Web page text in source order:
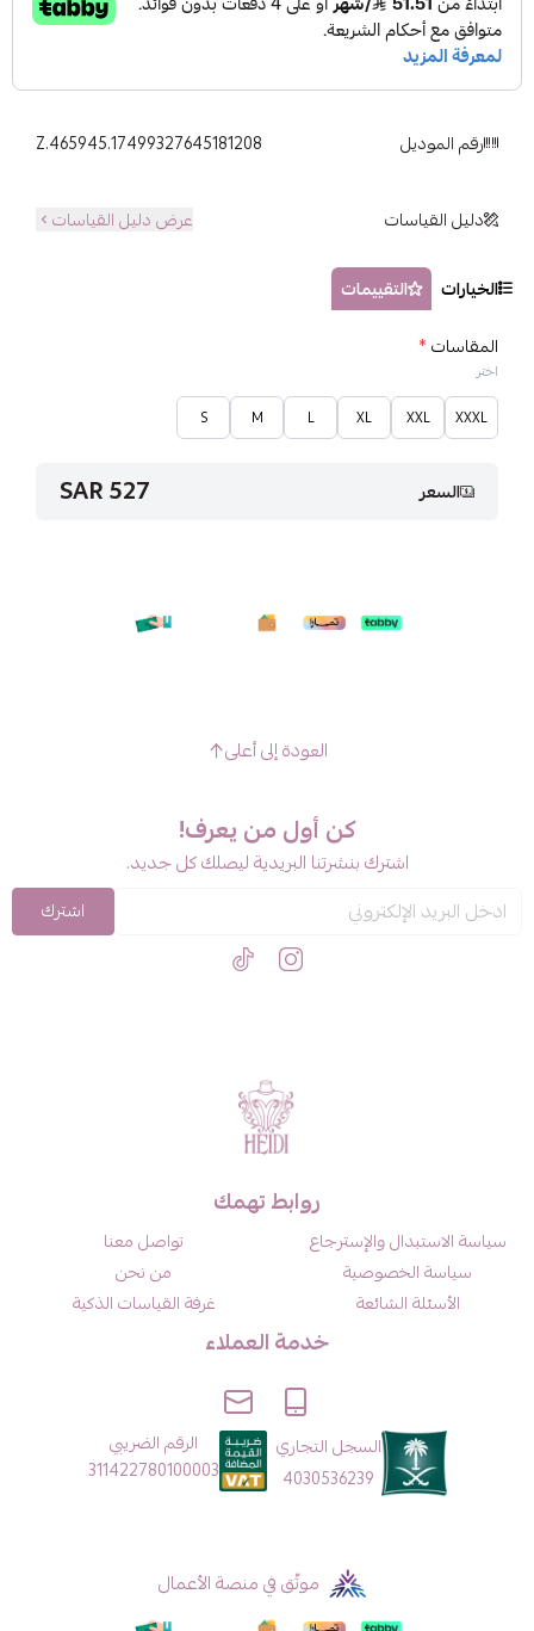
رقم الموديل Z.465945.17499327645181208
دليل القياسات عرض دليل القياسات
الخيارات
التقييمات
المقاسات*
اختر
XXXL
XXL
XL
L
M
S
السعر 527 SAR
العودة إلى أعلى
كن أول من يعرف!
اشترك بنشرتنا البريدية ليصلك كل جديد.
اشترك
روابط تهمك
سياسة الاستبدال والإسترجاع
سياسة الخصوصية
الأسئلة الشائعة
تواصل معنا
من نحن
غرفة القياسات الذكية
خدمة العملاء
السجل التجاري
4030536239
الرقم الضريبي
311422780100003
موثّق في منصة الأعمال